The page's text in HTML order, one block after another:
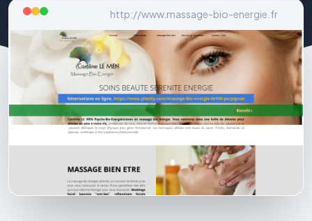
http://www.massage-bio-energie.fr